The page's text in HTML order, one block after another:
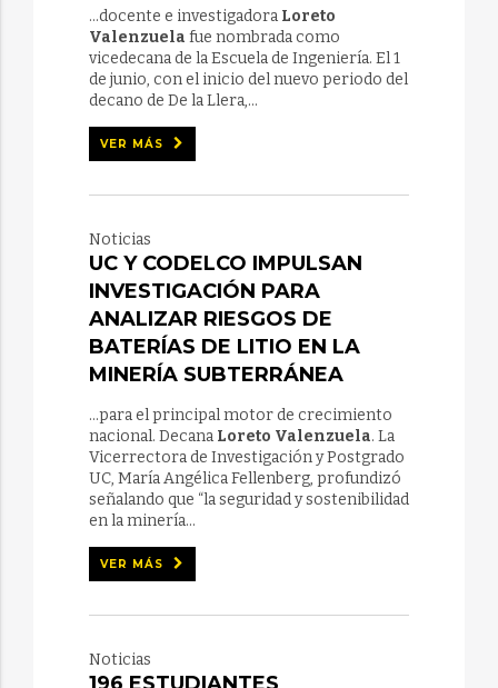
...docente e investigadora Loreto
Valenzuela fue nombrada como
vicedecana de la Escuela de Ingeniería. El 1
de junio, con el inicio del nuevo periodo del
decano de De la Llera,...
VER MÁS
Noticias
UC Y CODELCO IMPULSAN
INVESTIGACIÓN PARA
ANALIZAR RIESGOS DE
BATERÍAS DE LITIO EN LA
MINERÍA SUBTERRÁNEA
...para el principal motor de crecimiento
nacional. Decana Loreto Valenzuela. La
Vicerrectora de Investigación y Postgrado
UC, María Angélica Fellenberg, profundizó
señalando que “la seguridad y sostenibilidad
en la minería...
VER MÁS
Noticias